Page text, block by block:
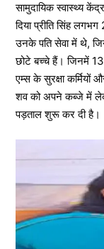
सामुदायिक स्वास्थ्य
दिया प्रीति सिंह
उनके पति सेवा में थे,
छोटे बच्चे हैं। जिनमें
एम्स के सुरक्षा
शव को अपने कब्जे में
पड़ताल शुरू कर दी है।